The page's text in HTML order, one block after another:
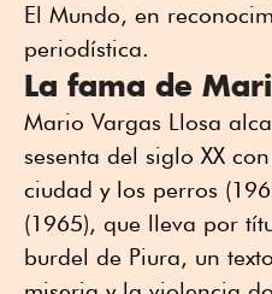
El Mundo, en
periodística.
La fama de
Mario Vargas Llosa
sesenta del siglo XX
ciudad y los perros
(1965), que lleva por
burdel de Piura, un